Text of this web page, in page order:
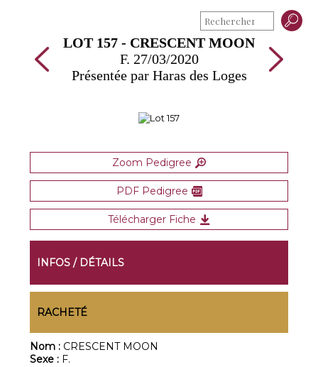
LOT 157 - CRESCENT MOON
F. 27/03/2020
Présentée par Haras des Loges
Zoom Pedigree
PDF Pedigree
Télécharger Fiche
INFOS / DÉTAILS
RACHETÉ
Nom : CRESCENT MOON
Sexe : F.